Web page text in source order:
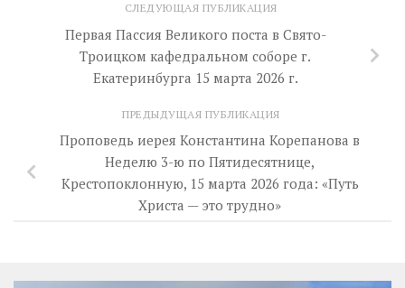
СЛЕДУЮЩАЯ ПУБЛИКАЦИЯ
Первая Пассия Великого поста в Свято-
Троицком кафедральном соборе г.
Екатеринбурга 15 марта 2026 г.
ПРЕДЫДУЩАЯ ПУБЛИКАЦИЯ
Проповедь иерея Константина Корепанова в
Неделю 3-ю по Пятидесятнице,
Крестопоклонную, 15 марта 2026 года: «Путь
Христа — это трудно»